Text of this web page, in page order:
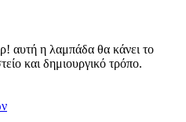
αυτή η λαμπάδα θα κάνει το
και δημιουργικό τρόπο.